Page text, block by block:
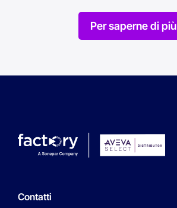
Per saperne di più
Contatti